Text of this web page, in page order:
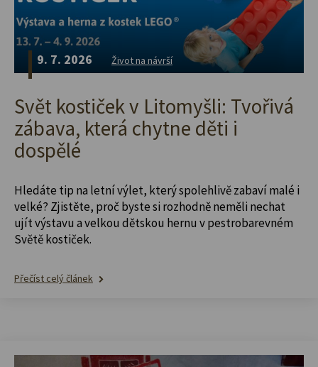
9. 7. 2026 Život na návrší
Svět kostiček v Litomyšli: Tvořivá
zábava, která chytne děti i
dospělé
Hledáte tip na letní výlet, který spolehlivě zabaví malé i
velké? Zjistěte, proč byste si rozhodně neměli nechat
ujít výstavu a velkou dětskou hernu v pestrobarevném
Světě kostiček.
Přečíst celý článek